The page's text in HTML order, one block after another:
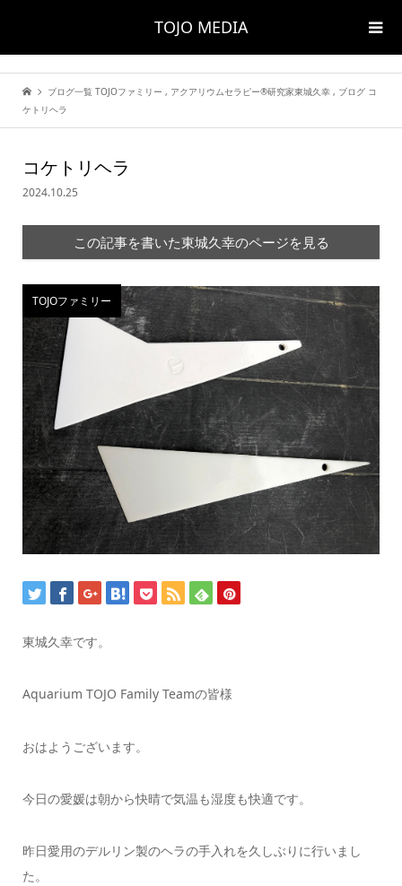
TOJO MEDIA
ブログ一覧 TOJOファミリー , アクアリウムセラピー®研究家東城久幸 , ブログ コ
ケトリヘラ
コケトリヘラ
2024.10.25
この記事を書いた東城久幸のページを見る
TOJOファミリー
東城久幸です。
Aquarium TOJO Family Teamの皆様
おはようございます。
今日の愛媛は朝から快晴で気温も湿度も快適です。
昨日愛用のデルリン製のヘラの手入れを久しぶりに行いまし
た。